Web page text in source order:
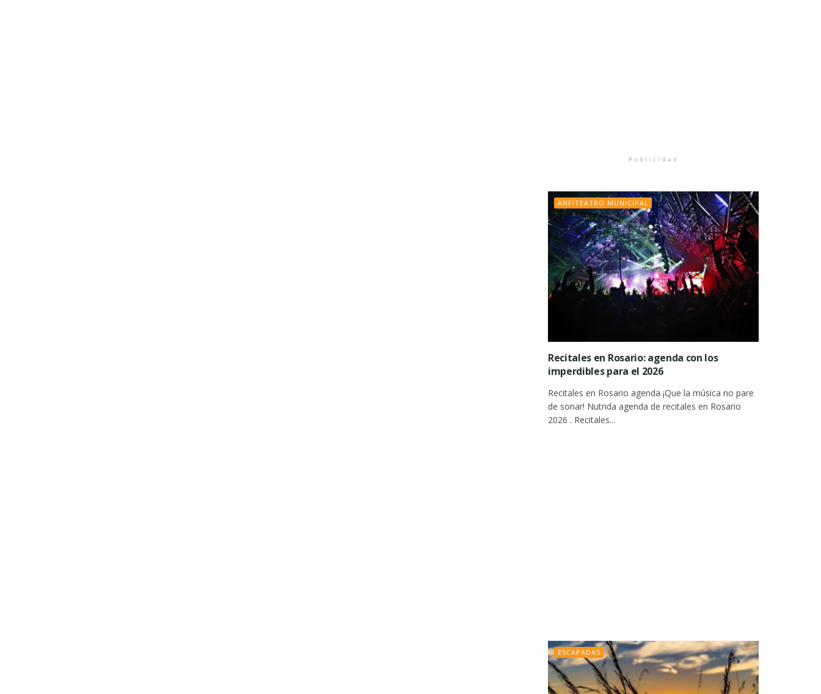
Publicidad
ANFITEATRO MUNICIPAL
Recitales en Rosario: agenda con los
imperdibles para el 2026
Recitales en Rosario agenda ¡Que la música no pare
de sonar! Nutrida agenda de recitales en Rosario
2026 . Recitales...
ESCAPADAS